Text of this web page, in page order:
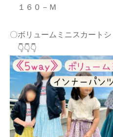
１６０－Ｍ
〇ボリュームミニスカート
👇👇👇